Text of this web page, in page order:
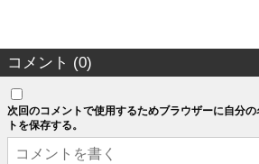
コメント (0)
次回のコメントで使用するためブラウザーに自分
トを保存する。